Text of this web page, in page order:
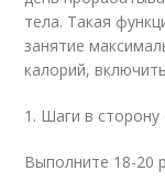
тела. Такая
занятие
калорий,
1. Шаги в сторону
Выполните 18-20